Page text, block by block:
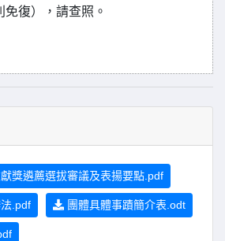
復），請查照。
獎遴薦選拔審議及表揚要點.pdf
.pdf 團體具體事蹟簡介表.odt